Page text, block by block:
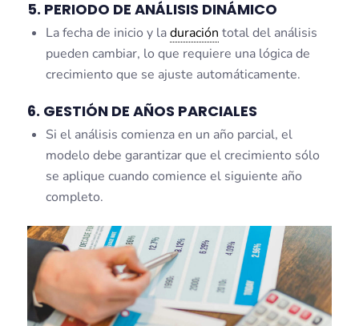
5. PERIODO DE ANÁLISIS DINÁMICO
La fecha de inicio y laduración total del análisis
pueden cambiar, lo que requiere una lógica de
crecimiento que se ajuste automáticamente.
6. GESTIÓN DE AÑOS PARCIALES
Si el análisis comienza en un año parcial, el
modelo debe garantizar que el crecimiento sólo
se aplique cuando comience el siguiente año
completo.